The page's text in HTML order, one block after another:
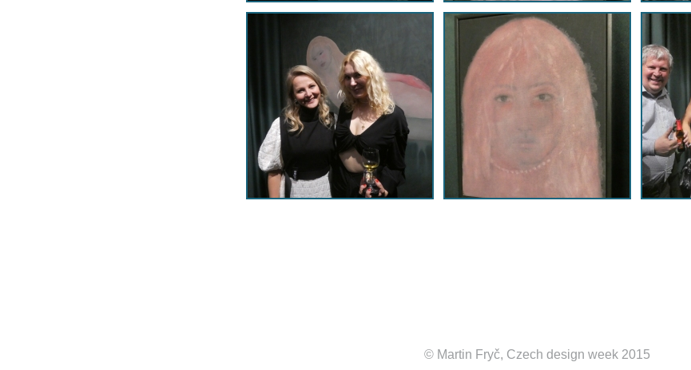
© Martin Fryč, Czech design week 2015